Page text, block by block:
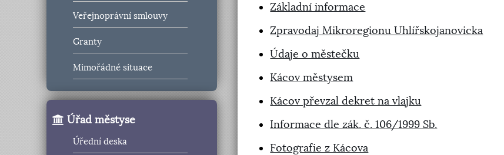
Veřejnoprávní smlouvy
Granty
Mimořádné situace
Úřad městyse
Úřední deska
Základní informace
Zpravodaj Mikroregionu Uhlířskojanovicka
Údaje o městečku
Kácov městysem
Kácov převzal dekret na vlajku
Informace dle zák. č. 106/1999 Sb.
Fotografie z Kácova